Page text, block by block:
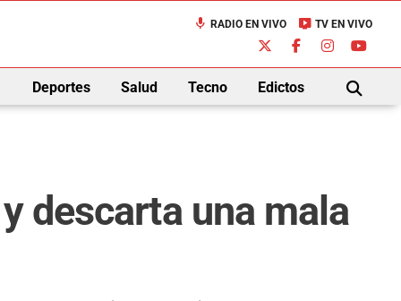
mic RADIO EN VIVO live_tv TV EN VIVO
Deportes Salud Tecno Edictos
BUSCAR
descarta una mala